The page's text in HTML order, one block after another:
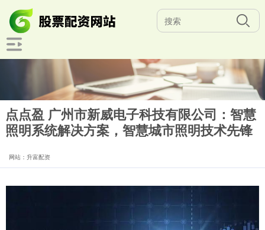
点点盈 广州市新威电子科技有限公司：智慧
照明系统解决方案，智慧城市照明技术先锋
网站：升富配资